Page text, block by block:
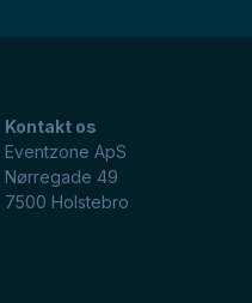
Kontakt os
Eventzone ApS
Nørregade 49
7500 Holstebro